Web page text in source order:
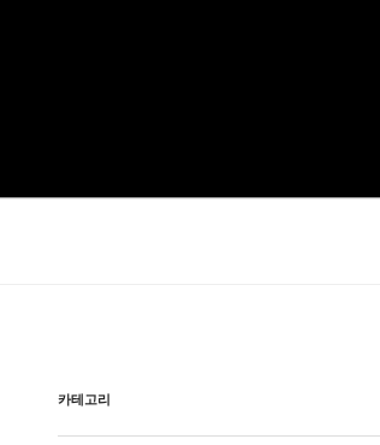
카테고리